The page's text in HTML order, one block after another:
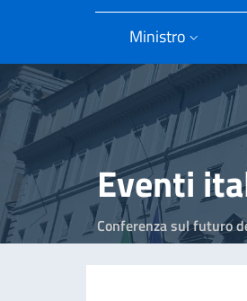
Ministro
Eventi
Conferenza sul futuro